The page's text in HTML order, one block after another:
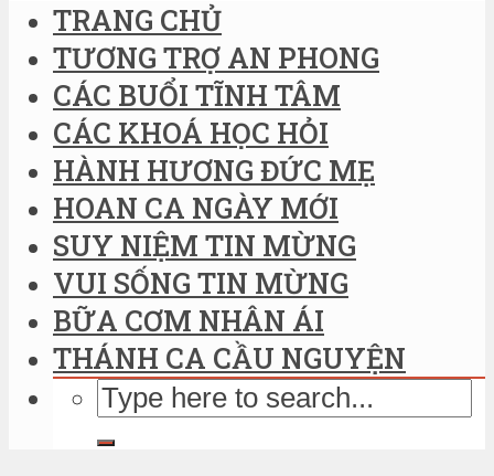
TRANG CHỦ
TƯƠNG TRỢ AN PHONG
CÁC BUỔI TĨNH TÂM
CÁC KHOÁ HỌC HỎI
HÀNH HƯƠNG ĐỨC MẸ
HOAN CA NGÀY MỚI
SUY NIỆM TIN MỪNG
VUI SỐNG TIN MỪNG
BỮA CƠM NHÂN ÁI
THÁNH CA CẦU NGUYỆN